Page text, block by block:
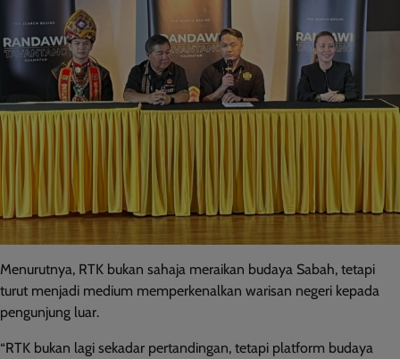
Menurutnya, RTK bukan sahaja meraikan budaya Sabah, tetapi
turut menjadi medium memperkenalkan warisan negeri kepada
pengunjung luar.
“RTK bukan lagi sekadar pertandingan, tetapi platform budaya